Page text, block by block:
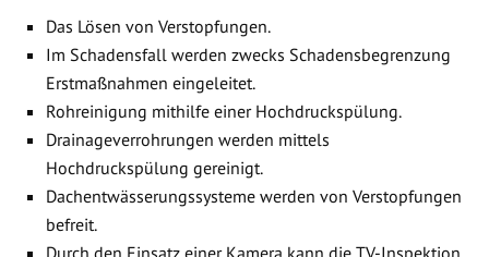
Das Lösen von Verstopfungen.
Im Schadensfall werden zwecks Schadensbegrenzung
Erstmaßnahmen eingeleitet.
Rohreinigung mithilfe einer Hochdruckspülung.
Drainageverrohrungen werden mittels
Hochdruckspülung gereinigt.
Dachentwässerungssysteme werden von Verstopfungen
befreit.